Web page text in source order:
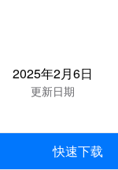
2025年2月6日
更新日期
快速下载